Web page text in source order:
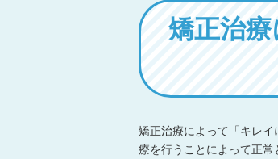
矯正治
矯正治療によって「キレ
療を行うことによって正常